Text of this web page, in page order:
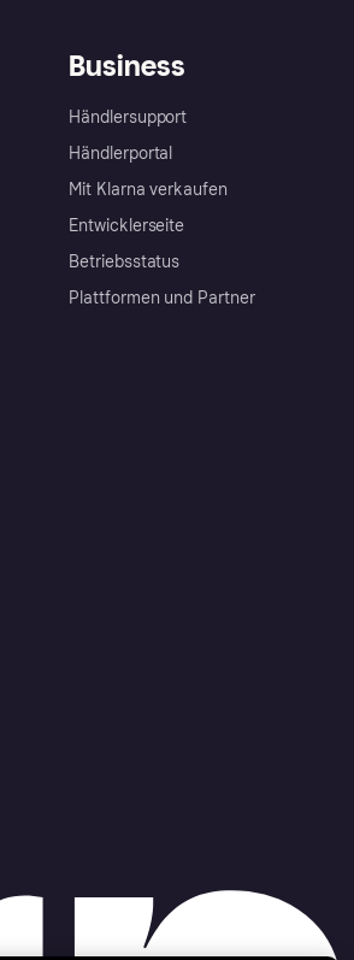
Business
Händlersupport
Händlerportal
Mit Klarna verkaufen
Entwicklerseite
Betriebsstatus
Plattformen und Partner